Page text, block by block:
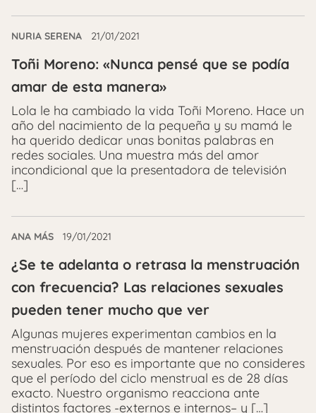
NURIA SERENA 21/01/2021
Toñi Moreno: «Nunca pensé que se podía
amar de esta manera»
Lola le ha cambiado la vida Toñi Moreno. Hace un
año del nacimiento de la pequeña y su mamá le
ha querido dedicar unas bonitas palabras en
redes sociales. Una muestra más del amor
incondicional que la presentadora de televisión
[…]
ANA MÁS 19/01/2021
¿Se te adelanta o retrasa la menstruación
con frecuencia? Las relaciones sexuales
pueden tener mucho que ver
Algunas mujeres experimentan cambios en la
menstruación después de mantener relaciones
sexuales. Por eso es importante que no consideres
que el período del ciclo menstrual es de 28 días
exacto. Nuestro organismo reacciona ante
distintos factores -externos e internos– y […]